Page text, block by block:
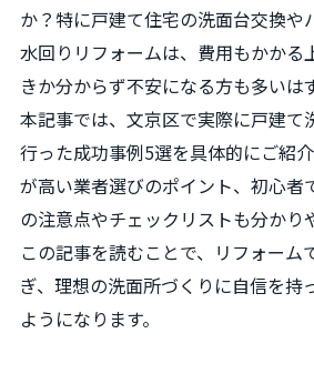
か？特に戸建て住宅の洗面台交換や
水回りリフォームは、費用もかかる
きか分からず不安になる方も多いは
本記事では、文京区で実際に戸建て
行った成功事例5選を具体的にご紹
が高い業者選びのポイント、初心者
の注意点やチェックリストも分かり
この記事を読むことで、リフォーム
ぎ、理想の洗面所づくりに自信を持
ようになります。